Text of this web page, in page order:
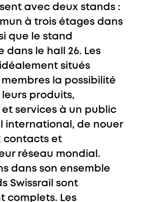
avec deux stands :
à trois étages dans
que le stand
dans le hall 26. Les
situés
la possibilité
produits,
services à un public
international, de nouer
contacts et
réseau mondial.
dans son ensemble
Swissrail sont
complets. Les